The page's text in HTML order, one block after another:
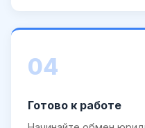
04
Готово к работе